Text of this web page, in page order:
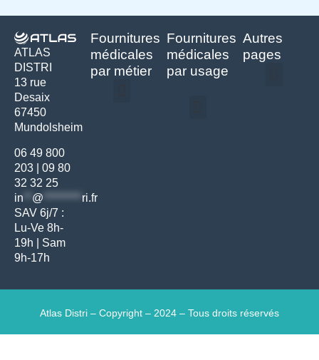
ATLAS
DISTRI
13 rue
Desaix
67450
Mundolsheim
06 49 800
203
09 80
32 32 25
in
@ ********* ri.fr
SAV 6j/7 :
Lu-Ve 8h-
19h | Sam
9h-17h
Fournitures
médicales
par métier
Fournitures
médicales
par usage
Autres
pages
Atlas Distri – Copyright – 2024 – Tous droits réservés